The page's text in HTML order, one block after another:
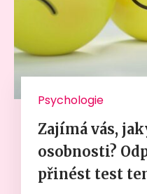
Psychologie
Zajímá vás,
osobnosti?
přinést test